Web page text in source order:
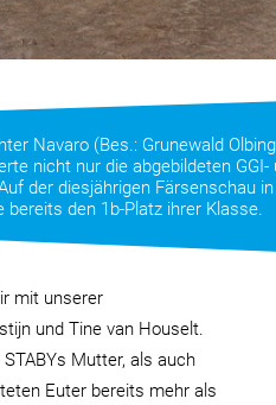
Navaro (Bes.: Grunewald
nicht nur die abgebildeten GGI-
der diesjährigen Färsenschau in
bereits den 1b-Platz ihrer Klasse.
mit unserer
und Tine van Houselt.
Mutter, als auch
Euter bereits mehr als